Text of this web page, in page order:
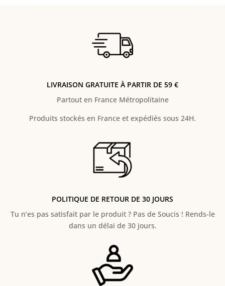
LIVRAISON GRATUITE À PARTIR DE 59 €
Partout en France Métropolitaine
Produits stockés en France et expédiés sous 24H.
POLITIQUE DE RETOUR DE 30 JOURS
Tu n’es pas satisfait par le produit ? Pas de Soucis ! Rends-le
dans un délai de 30 jours.